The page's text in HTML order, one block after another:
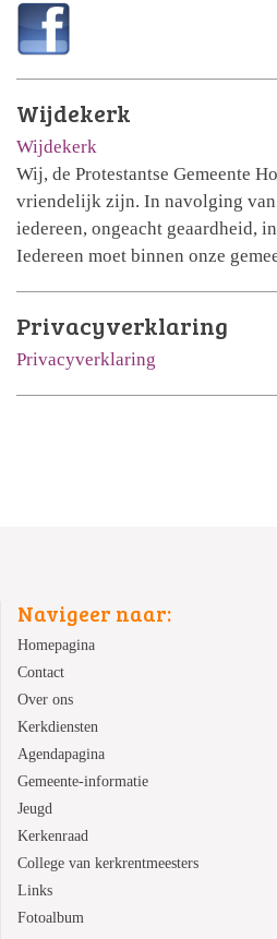
Wijdekerk
Wijdekerk
Wij, de Protestantse Gemeente
vriendelijk zijn. In navolging
iedereen, ongeacht geaardheid,
Iedereen moet binnen onze
Privacyverklaring
Privacyverklaring
Navigeer naar:
Homepagina
Contact
Over ons
Kerkdiensten
Agendapagina
Gemeente-informatie
Jeugd
Kerkenraad
College van kerkrentmeesters
Links
Fotoalbum